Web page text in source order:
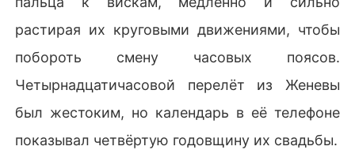
алине, чтобы не сорвать предстоящее IPO компании
мужа на миллиарды долларов.
Меня продали за биржевой тикер родные люди, счит
ая избалованной идиоткой, которая умеет лишь поль
зоваться безлимитной кредиткой.
растирая их круговыми движениями, чтобы
побороть смену часовых поясов.
Четырнадцатичасовой перелёт из Женевы
был жестоким, но календарь в её телефоне
показывал четвёртую годовщину их свадьбы.